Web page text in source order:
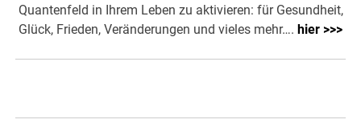
Quantenfeld in Ihrem Leben zu aktivieren: für Gesundheit,
Glück, Frieden, Veränderungen und vieles mehr…. hier >>>